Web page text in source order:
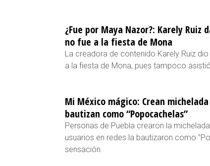
¿Fue por Maya Nazor?: Karely Ruiz
no fue a la fiesta de Mona
La creadora de contenido Karely Ruiz
a la fiesta de Mona, pues tampoco
Mi México mágico: Crean
bautizan como “Popocachelas”
Personas de Puebla crearon la
usuarios en redes la bautizaron como
sensación.